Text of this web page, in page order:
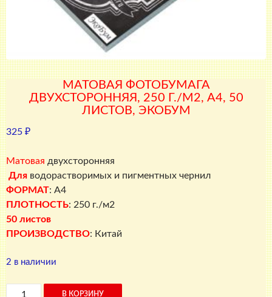
МАТОВАЯ ФОТОБУМАГА
ДВУХСТОРОННЯЯ, 250 Г./М2, A4, 50
ЛИСТОВ, ЭКОБУМ
325 ₽
Матовая двухсторонняя
Для водорастворимых и пигментных чернил
ФОРМАТ: A4
ПЛОТНОСТЬ: 250 г./м2
50 листов
ПРОИЗВОДСТВО: Китай
2 в наличии
Количество
В КОРЗИНУ